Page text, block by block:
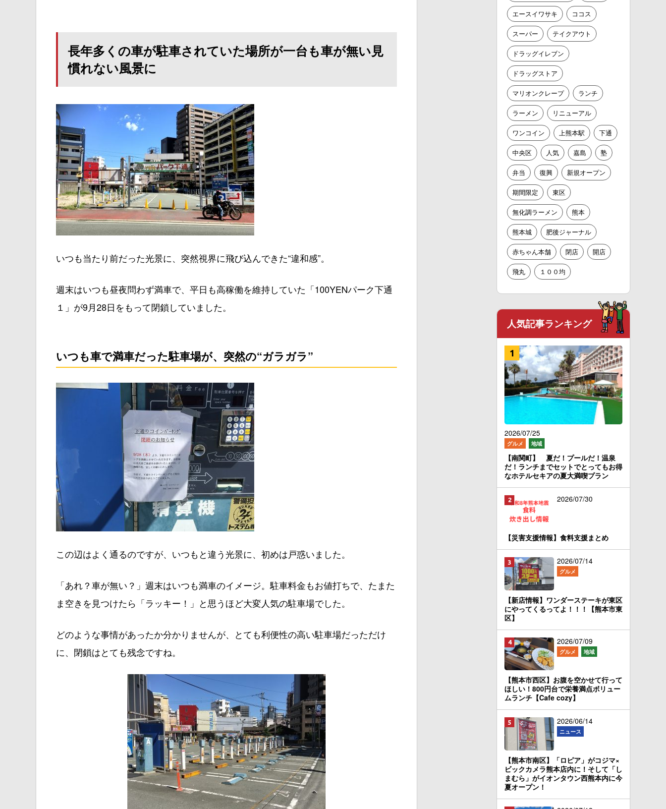
長年多くの車が駐車されていた場所が一台も車が無い見
慣れない風景に
いつも当たり前だった光景に、突然視界に飛び込んできた“違和感”。
週末はいつも昼夜問わず満車で、平日も高稼働を維持していた「100YENパーク下通
１」が9月28日をもって閉鎖していました。
いつも車で満車だった駐車場が、突然の“ガラガラ”
この辺はよく通るのですが、いつもと違う光景に、初めは戸惑いました。
「あれ？車が無い？」週末はいつも満車のイメージ。駐車料金もお値打ちで、たまた
ま空きを見つけたら「ラッキー！」と思うほど大変人気の駐車場でした。
どのような事情があったか分かりませんが、とても利便性の高い駐車場だっただけ
に、閉鎖はとても残念ですね。
エースイワサキ ココス
スーパー テイクアウト
ドラッグイレブン
ドラッグストア
マリオンクレープ ランチ
ラーメン リニューアル
ワンコイン 上熊本駅 下通
中央区 人気 嘉島 塾
弁当 復興 新規オープン
期間限定 東区
無化調ラーメン 熊本
熊本城 肥後ジャーナル
赤ちゃん本舗 閉店 開店
飛丸 １００均
人気記事ランキング
2026/07/25
グルメ 地域
【南関町】 夏だ！プールだ！温泉
だ！ランチまでセットでとってもお得
なホテルセキアの夏大満喫プラン
2026/07/30
【災害支援情報】食料支援まとめ
2026/07/14
グルメ
【新店情報】ワンダーステーキが東区
にやってくるってよ！！！【熊本市東
区】
2026/07/09
グルメ 地域
【熊本市西区】お腹を空かせて行って
ほしい！800円台で栄養満点ボリュー
ムランチ【Cafe cozy】
2026/06/14
ニュース
【熊本市南区】「ロピア」がコジマ×
ビックカメラ熊本店内に！そして「し
まむら」がイオンタウン西熊本内に今
夏オープン！